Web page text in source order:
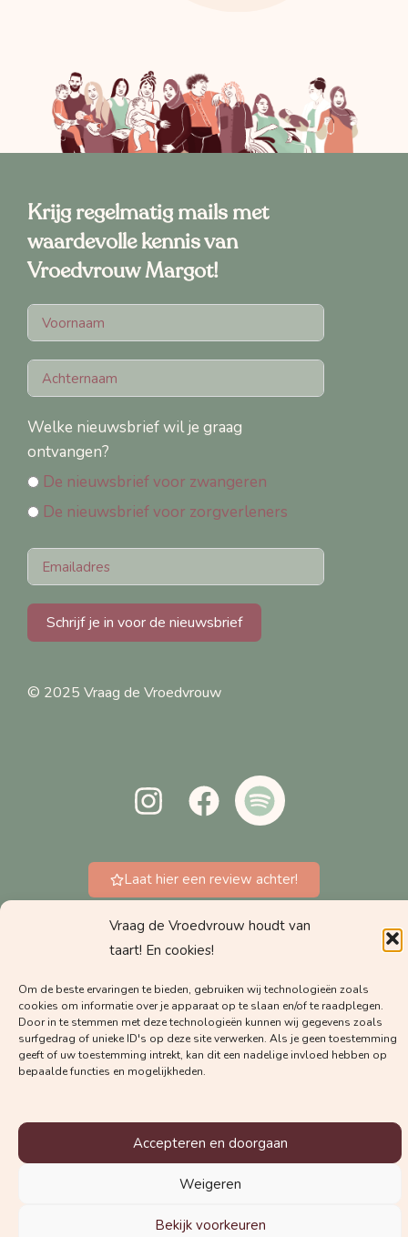
Vraag de Vroedvrouw houdt van
taart! En cookies!
Om de beste ervaringen te bieden, gebruiken wij technologieën zoals
cookies om informatie over je apparaat op te slaan en/of te raadplegen.
Door in te stemmen met deze technologieën kunnen wij gegevens zoals
surfgedrag of unieke ID's op deze site verwerken. Als je geen toestemming
geeft of uw toestemming intrekt, kan dit een nadelige invloed hebben op
bepaalde functies en mogelijkheden.
Accepteren en doorgaan
Weigeren
Bekijk voorkeuren
Krijg regelmatig mails met
waardevolle kennis van
Vroedvrouw Margot!
Welke nieuwsbrief wil je graag
ontvangen?
De nieuwsbrief voor zwangeren
De nieuwsbrief voor zorgverleners
Schrijf je in voor de nieuwsbrief
© 2025 Vraag de Vroedvrouw
Laat hier een review achter!
Meestgestelde vragen
Privacyverklaring